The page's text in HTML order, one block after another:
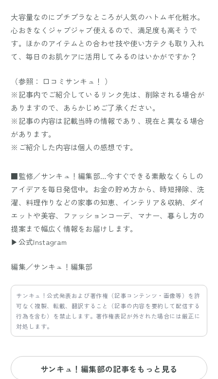
大容量なのにプチプラなところが人気のハトムギ化粧水。
心おきなくジャブジャブ使えるので、満足度も高そうで
す。ほかのアイテムとの合わせ技や使い方テクも取り入れ
て、毎日のお肌ケアに活用してみるのはいかがですか？
（参照： 口コミサンキュ！ ）
※記事内でご紹介しているリンク先は、削除される場合が
ありますので、あらかじめご了承ください。
※記事の内容は記載当時の情報であり、現在と異なる場合
があります。
※ご紹介した内容は個人の感想です。
■監修／サンキュ！編集部…今すぐできる素敵なくらしの
アイデアを毎日発信中。お金の貯め方から、時短掃除、洗
濯、料理作りなどの家事の知恵、インテリア＆収納、ダイ
エットや美容、ファッションコーデ、マナー、暮らし方の
提案まで幅広く情報をお届けします。
▶公式Instagram
編集／サンキュ！編集部
サンキュ！公式発表および著作権（記事コンテンツ・画像等）を許
可なく複製、転載、翻訳すること（記事の内容を要約して配信する
行為を含む）を禁止します。著作権表記が外された場合には厳正に
対処します。
サンキュ！編集部の記事をもっと見る